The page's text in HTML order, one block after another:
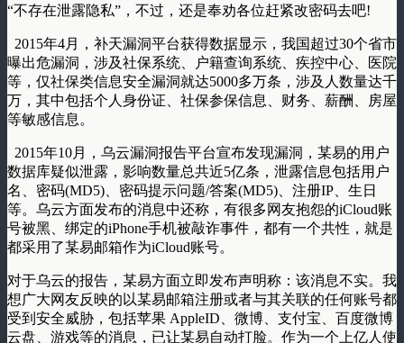
“不存在泄露隐私” ，不过，还是奉劝各位赶紧改密码去吧!
2015年4月，补天漏洞平台获得数据显示，我国超过30个省市
曝出危漏洞，涉及社保系统、户籍查询系统、疾控中心、医院
等，仅社保类信息安全漏洞就达5000多万条，涉及人数量达千
万，其中包括个人身份证、社保参保信息、财务、薪酬、房屋
等敏感信息。
2015年10月，乌云漏洞报告平台宣布发现漏洞，某易的用户
数据库疑似泄露，影响数量总共近5亿条，泄露信息包括用户
名、密码(MD5) 、密码提示问题/答案(MD5) 、注册IP 、生日
等。乌云方面发布的消息中还称，有很多网友抱怨的iCloud账
号被黑、绑定的iPhone手机被敲诈事件，都有一个共性，就是
都采用了某易邮箱作为iCloud账号。
对于乌云的报告，某易方面立即发布声明称：该消息不实。我
想广大网友反映的以某易邮箱注册或者与其关联的任何账号都
受到安全威胁，包括苹果 AppleID 、微博、支付宝、百度微博
云盘、游戏等的消息，已让某易自动打脸。作为一个上亿人使